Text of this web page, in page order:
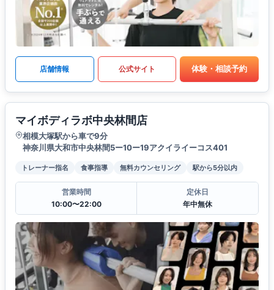
店舗情報 公式サイト 体験・相談予約
マイボディラボ中央林間店
相模大塚駅から車で9分
神奈川県大和市中央林間5ー10ー19アクイライーコス401
トレーナー指名 食事指導 無料カウンセリング 駅から5分以内
営業時間
10:00〜22:00
定休日
年中無休